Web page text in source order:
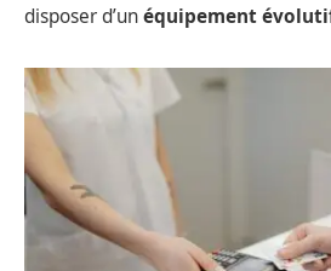
disposer d’unéquipement